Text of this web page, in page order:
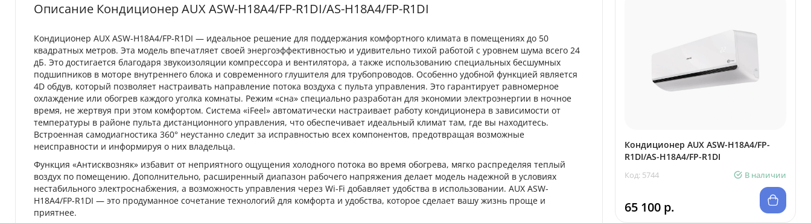
Описание Кондиционер AUX ASW-H18A4/FP-R1DI/AS-H18A4/FP-R1DI
Кондиционер AUX ASW-H18A4/FP-R1DI — идеальное решение для поддержания комфортного климата в помещениях до 50
квадратных метров. Эта модель впечатляет своей энергоэффективностью и удивительно тихой работой с уровнем шума всего 24
дБ. Это достигается благодаря звукоизоляции компрессора и вентилятора, а также использованию специальных бесшумных
подшипников в моторе внутреннего блока и современного глушителя для трубопроводов. Особенно удобной функцией является
4D обдув, который позволяет настраивать направление потока воздуха с пульта управления. Это гарантирует равномерное
охлаждение или обогрев каждого уголка комнаты. Режим «сна» специально разработан для экономии электроэнергии в ночное
время, не жертвуя при этом комфортом. Система «iFeel» автоматически настраивает работу кондиционера в зависимости от
температуры в районе пульта дистанционного управления, что обеспечивает идеальный климат там, где вы находитесь.
Встроенная самодиагностика 360° неустанно следит за исправностью всех компонентов, предотвращая возможные
неисправности и информируя о них владельца.
Функция «Антисквозняк» избавит от неприятного ощущения холодного потока во время обогрева, мягко распределяя теплый
воздух по помещению. Дополнительно, расширенный диапазон рабочего напряжения делает модель надежной в условиях
нестабильного электроснабжения, а возможность управления через Wi-Fi добавляет удобства в использовании. AUX ASW-
H18A4/FP-R1DI — это продуманное сочетание технологий для комфорта и удобства, которое сделает вашу жизнь проще и
приятнее.
Кондиционер AUX ASW-H18A4/FP-
R1DI/AS-H18A4/FP-R1DI
Код: 5744 В наличии
65 100 р.